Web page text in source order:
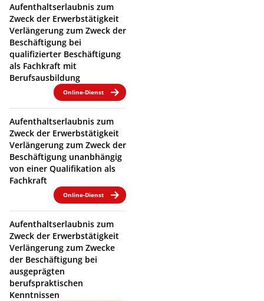
Aufenthaltserlaubnis zum
Zweck der Erwerbstätigkeit
Verlängerung zum Zweck der
Beschäftigung bei
qualifizierter Beschäftigung
als Fachkraft mit
Berufsausbildung
Online-Dienst
Aufenthaltserlaubnis zum
Zweck der Erwerbstätigkeit
Verlängerung zum Zweck der
Beschäftigung unanbhängig
von einer Qualifikation als
Fachkraft
Online-Dienst
Aufenthaltserlaubnis zum
Zweck der Erwerbstätigkeit
Verlängerung zum Zwecke
der Beschäftigung bei
ausgeprägten
berufspraktischen
Kenntnissen